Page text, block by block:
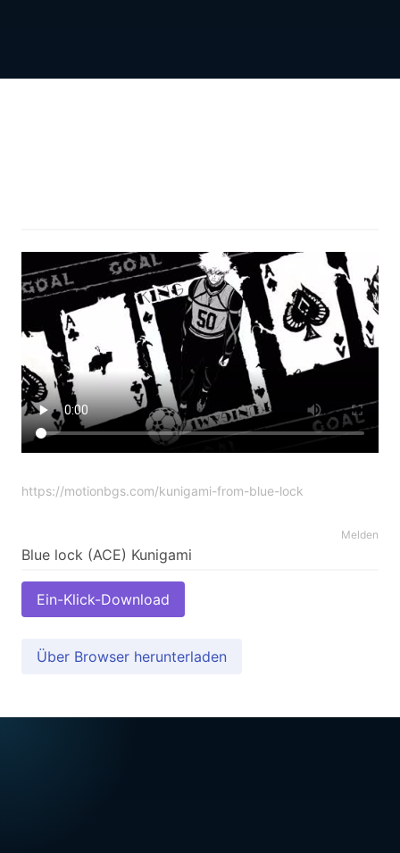
https://motionbgs.com/kunigami-from-blue-lock
Melden
Ein-Klick-Download
Über Browser herunterladen